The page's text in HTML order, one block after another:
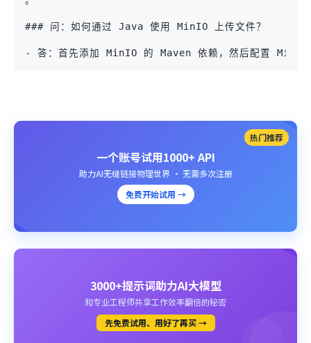
### 问：如何通过 Java 使用 MinIO 上传文件？
- 答：首先添加 MinIO 的 Maven 依赖，然后配置
热门推荐
一个账号试用1000+ API
助力AI无缝链接物理世界 · 无需多次注册
免费开始试用 →
3000+提示词助力AI大模型
和专业工程师共享工作效率翻倍的秘密
先免费试用、用好了再买 →